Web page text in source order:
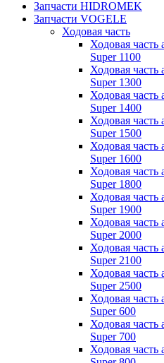
Запчасти HIDROMEK
Запчасти VOGELE
Ходовая часть
Ходовая часть
Super 1100
Ходовая часть
Super 1300
Ходовая часть
Super 1400
Ходовая часть
Super 1500
Ходовая часть
Super 1600
Ходовая часть
Super 1800
Ходовая часть
Super 1900
Ходовая часть
Super 2000
Ходовая часть
Super 2100
Ходовая часть
Super 2500
Ходовая часть
Super 600
Ходовая часть
Super 700
Ходовая часть